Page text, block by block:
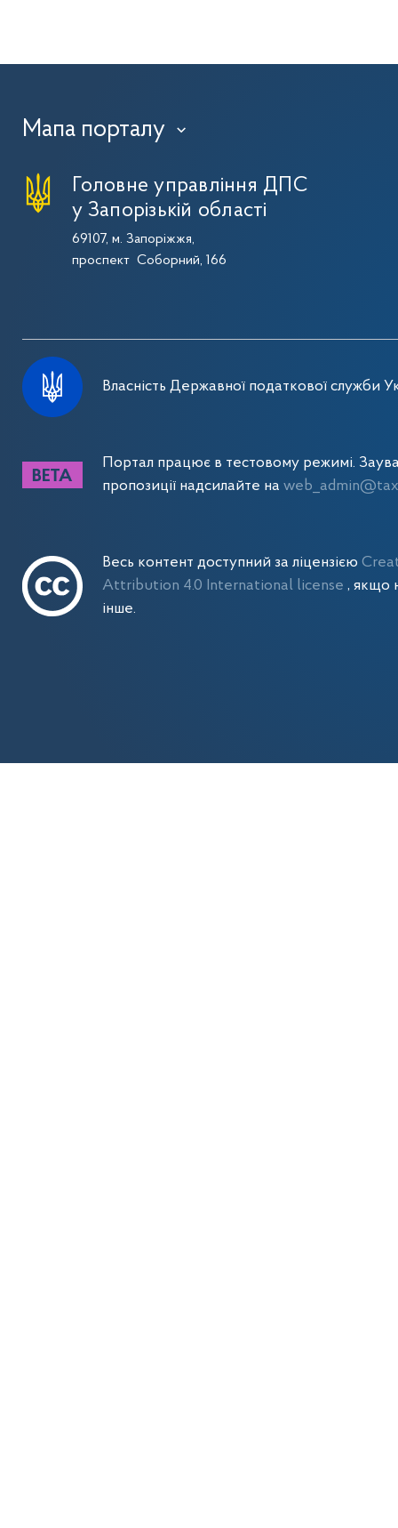
Мапа порталу ›
Головне управління ДПС
у Запорізькій області
69107, м. Запоріжжя,
проспект Соборний, 166
Власність Державної податкової служби
Портал працює в тестовому режимі.
пропозиції надсилайте на
Весь контент доступний за ліцензією
Attribution 4.0 International license , якщо
інше.